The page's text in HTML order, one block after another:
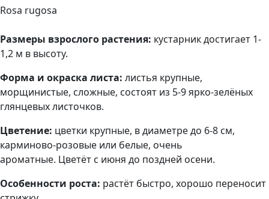
Rosa rugosa
Размеры взрослого растения: кустарник достигает 1-
1,2 м в высоту.
Форма и окраска листа: листья крупные,
морщинистые, сложные, состоят из 5-9 ярко-зелёных
глянцевых листочков.
Цветение: цветки крупные, в диаметре до 6-8 см,
карминово-розовые или белые, очень
ароматные. Цветёт с июня до поздней осени.
Особенности роста: растёт быстро, хорошо переносит